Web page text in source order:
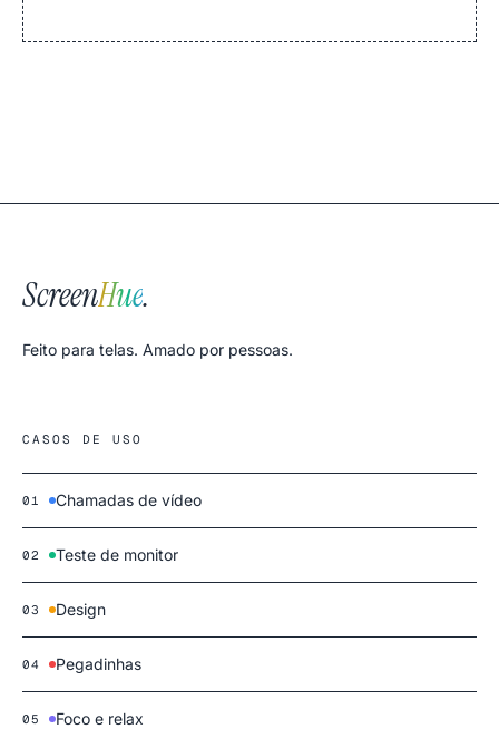
ScreenHue.
Feito para telas. Amado por pessoas.
CASOS DE USO
01 Chamadas de vídeo
02 Teste de monitor
03 Design
04 Pegadinhas
05 Foco e relax